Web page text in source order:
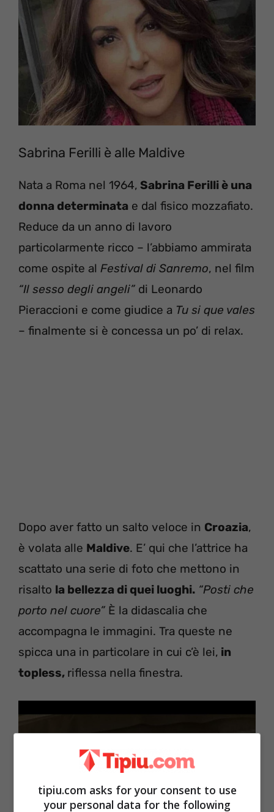
Sabrina Ferilli è alle Maldive
Nata a Roma nel 1964, Sabrina Ferilli è una
donna determinata e dal fisico mozzafiato.
Reduce da un anno di lavoro
particolarmente ricco – l’abbiamo ammirata
come ospite al Festival di Sanremo, nel film
“Il sesso degli angeli” di Leonardo
Pieraccioni e come giudice a Tu si que vales
– finalmente si è concessa un po’ di relax.
Dopo aver fatto un salto veloce in Croazia,
è volata alle Maldive. E’ qui che l’attrice ha
scattato una serie di foto che mettono in
risalto la bellezza di quei luoghi. “Posti che
porto nel cuore” È la didascalia che
accompagna le immagini. Tra queste ne
spicca una in particolare in cui c’è lei, in
topless, riflessa nella finestra.
tipiu.com asks for your consent to use
your personal data for the following